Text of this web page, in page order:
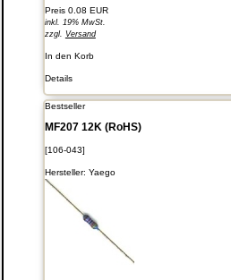
Preis 0.08 EUR
inkl. 19% MwSt.
zzgl. Versand
In den Korb
Details
Bestseller
MF207 12K (RoHS)
[106-043]
Hersteller: Yaego